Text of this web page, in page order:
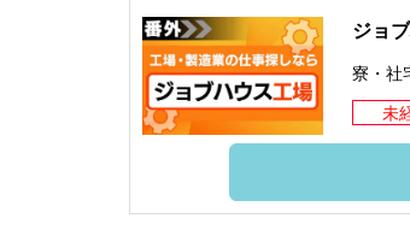
ジョ
寮・社
未